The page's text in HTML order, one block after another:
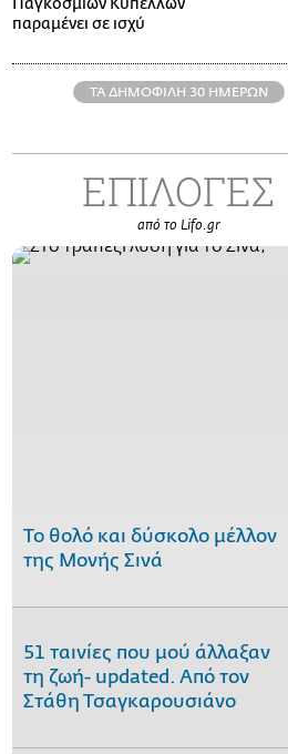
Παγκοσμίων Κυπέλλων
παραμένει σε ισχύ
ΤΑ ΔΗΜΟΦΙΛΗ 30 ΗΜΕΡΩΝ
ΕΠΙΛΟΓΕΣ
από το Lifo.gr
Το θολό και δύσκολο μέλλον
της Μονής Σινά
51 ταινίες που μού άλλαξαν
τη ζωή- updated. Aπό τον
Στάθη Τσαγκαρουσιάνο